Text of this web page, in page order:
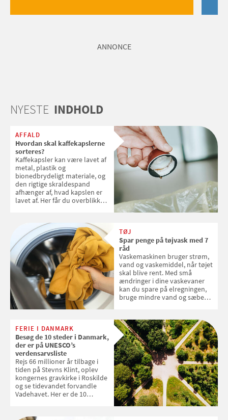
ANNONCE
NYESTE INDHOLD
AFFALD
Hvordan skal kaffekapslerne
sorteres?
Kaffekapsler kan være lavet af
metal, plastik og
bionedbrydeligt materiale, og
den rigtige skraldespand
afhænger af, hvad kapslen er
lavet af. Her får du overblikket
TØJ
Spar penge på tøjvask med 7
råd
Vaskemaskinen bruger strøm,
vand og vaskemiddel, når tøjet
skal blive rent. Med små
ændringer i dine vaskevaner
kan du spare på elregningen,
bruge mindre vand og sæbe
enkle råd til at spare penge på
tøjvasken
FERIE I DANMARK
Besøg de 10 steder i Danmark,
der er på UNESCO’s
verdensarvsliste
Rejs 66 millioner år tilbage i
tiden på Stevns Klint, oplev
kongernes gravkirke i Roskilde
og se tidevandet forvandle
Vadehavet. Her er de 10